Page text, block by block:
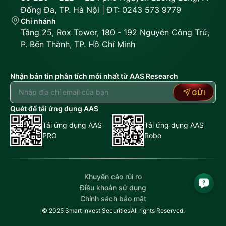
Đống Đa, TP. Hà Nội | ĐT: 0243 573 9779
Chi nhánh
Tầng 25, Rox Tower, 180 - 192 Nguyễn Công Trứ,
P. Bến Thành, TP. Hồ Chí Minh
Nhận bản tin phân tích mới nhất từ AAS Research
GỬI
Quét để tải ứng dụng AAS
Tải ứng dụng AAS
PRO
Tải ứng dụng AAS
Robo
Khuyến cáo rủi ro
Điều khoản sử dụng
Chính sách bảo mật
© 2025 Smart Invest SecuritiesAll rights Reserved.